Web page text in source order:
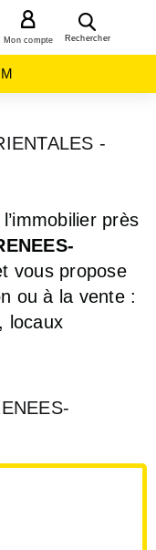
Rechercher
Mon compte
-
près
vous propose
ou à la vente :
locaux